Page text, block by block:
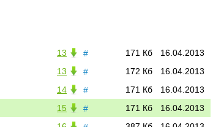
# 16.04.2013
171 Кб
13
#
16.04.2013
172 Кб
13
#
16.04.2013
171 Кб
14
#
16.04.2013
171 Кб
15